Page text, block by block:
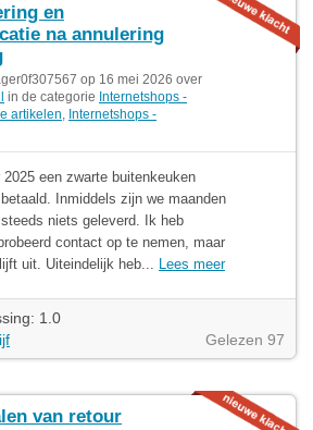
en
na annulering
op 16 mei 2026 over
in de categorie Internetshops -
artikelen Internetshops -
een zwarte buitenkeuken
Inmiddels zijn we maanden
niets geleverd. Ik heb
contact op te nemen, maar
uit. Uiteindelijk heb... Lees meer
1.0
Gelezen 97
van retour